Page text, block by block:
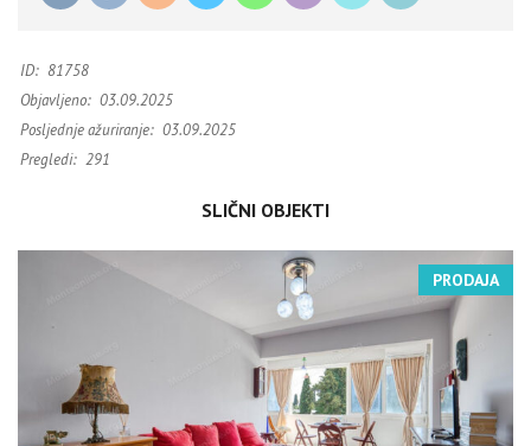
ID: 81758
Objavljeno: 03.09.2025
Posljednje ažuriranje: 03.09.2025
Pregledi: 291
SLIČNI OBJEKTI
PRODAJA